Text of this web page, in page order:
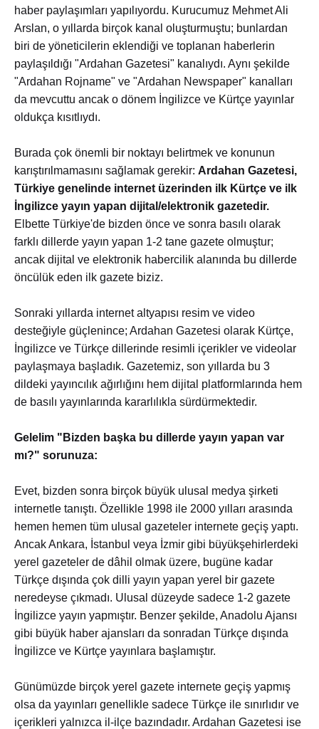
haber paylaşımları yapılıyordu. Kurucumuz Mehmet Ali
Arslan, o yıllarda birçok kanal oluşturmuştu; bunlardan
biri de yöneticilerin eklendiği ve toplanan haberlerin
paylaşıldığı "Ardahan Gazetesi" kanalıydı. Aynı şekilde
"Ardahan Rojname" ve "Ardahan Newspaper" kanalları
da mevcuttu ancak o dönem İngilizce ve Kürtçe yayınlar
oldukça kısıtlıydı.
Burada çok önemli bir noktayı belirtmek ve konunun
karıştırılmamasını sağlamak gerekir: Ardahan Gazetesi,
Türkiye genelinde internet üzerinden ilk Kürtçe ve ilk
İngilizce yayın yapan dijital/elektronik gazetedir.
Elbette Türkiye'de bizden önce ve sonra basılı olarak
farklı dillerde yayın yapan 1-2 tane gazete olmuştur;
ancak dijital ve elektronik habercilik alanında bu dillerde
öncülük eden ilk gazete biziz.
Sonraki yıllarda internet altyapısı resim ve video
desteğiyle güçlenince; Ardahan Gazetesi olarak Kürtçe,
İngilizce ve Türkçe dillerinde resimli içerikler ve videolar
paylaşmaya başladık. Gazetemiz, son yıllarda bu 3
dildeki yayıncılık ağırlığını hem dijital platformlarında hem
de basılı yayınlarında kararlılıkla sürdürmektedir.
Gelelim "Bizden başka bu dillerde yayın yapan var
mı?" sorunuza:
Evet, bizden sonra birçok büyük ulusal medya şirketi
internetle tanıştı. Özellikle 1998 ile 2000 yılları arasında
hemen hemen tüm ulusal gazeteler internete geçiş yaptı.
Ancak Ankara, İstanbul veya İzmir gibi büyükşehirlerdeki
yerel gazeteler de dâhil olmak üzere, bugüne kadar
Türkçe dışında çok dilli yayın yapan yerel bir gazete
neredeyse çıkmadı. Ulusal düzeyde sadece 1-2 gazete
İngilizce yayın yapmıştır. Benzer şekilde, Anadolu Ajansı
gibi büyük haber ajansları da sonradan Türkçe dışında
İngilizce ve Kürtçe yayınlara başlamıştır.
Günümüzde birçok yerel gazete internete geçiş yapmış
olsa da yayınları genellikle sadece Türkçe ile sınırlıdır ve
içerikleri yalnızca il-ilçe bazındadır. Ardahan Gazetesi ise